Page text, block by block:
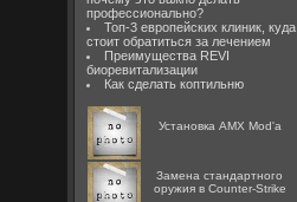
профессионально?
Топ-3 европейских клиник, куда
стоит обратиться за лечением
Преимущества REVI
биоревитализации
Как сделать коптильню
Установка AMX Mod'a
Замена стандартного
оружия в Counter-Strike